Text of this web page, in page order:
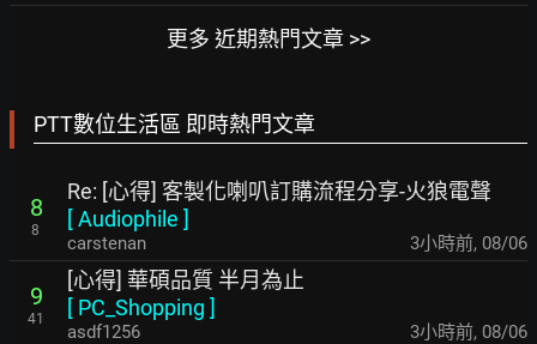
更多 近期熱門文章 >>
PTT數位生活區 即時熱門文章
8
8
Re: [心得] 客製化喇叭訂購流程分享-火狼電聲
[Audiophile ]
carstenan 3小時前, 08/06
9
41
[心得] 華碩品質 半月為止
[ PC_Shopping ]
asdf1256 3小時前, 08/06